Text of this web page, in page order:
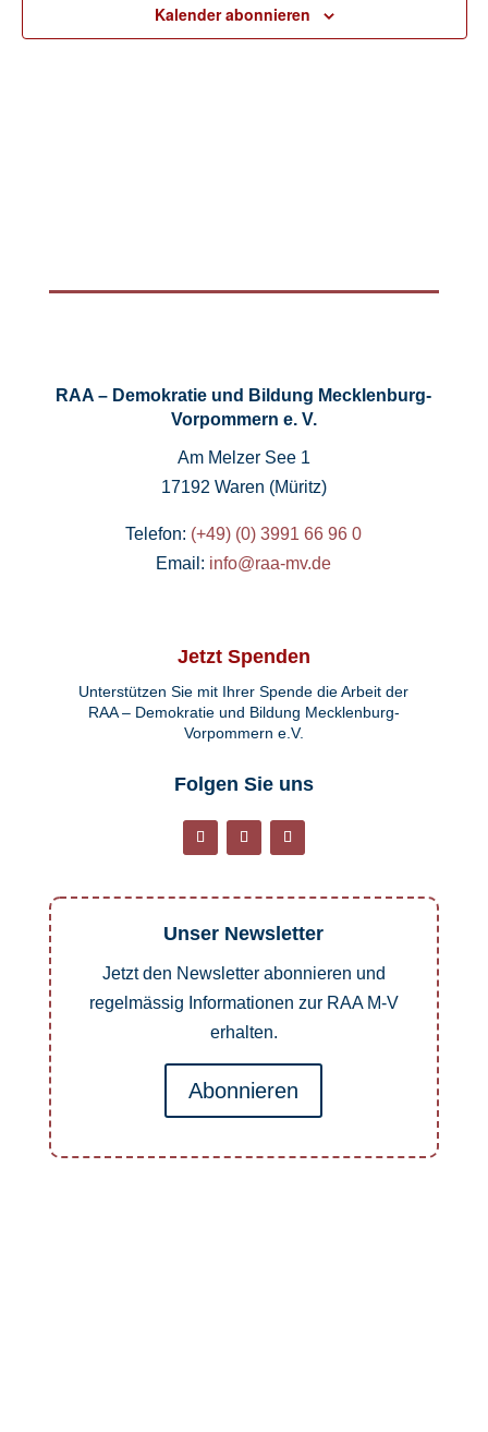
Kalender abonnieren
RAA – Demokratie und Bildung Mecklenburg-
Vorpommern e. V.
Am Melzer See 1
17192 Waren (Müritz)
Telefon: (+49) (0) 3991 66 96 0
Email: info@raa-mv.de
Jetzt Spenden
Unterstützen Sie mit Ihrer Spende die Arbeit der
RAA – Demokratie und Bildung Mecklenburg-
Vorpommern e.V.
Folgen Sie uns
Unser Newsletter
Jetzt den Newsletter abonnieren und
regelmässig Informationen zur RAA M-V
erhalten.
Abonnieren